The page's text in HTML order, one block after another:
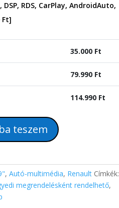
RDS, CarPlay, AndroidAuto,
Ft]
35.000Ft
79.990Ft
114.990Ft
teszem
, Autó-multimédia, Renault Címkék:
megrendelésként rendelhető,